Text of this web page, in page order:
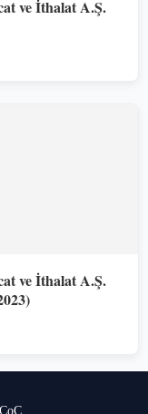
ve İthalat A.Ş.
ve İthalat A.Ş.